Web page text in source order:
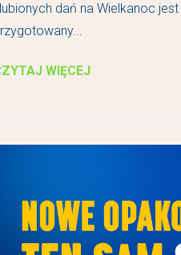
dań na Wielkanoc
WIĘCEJ